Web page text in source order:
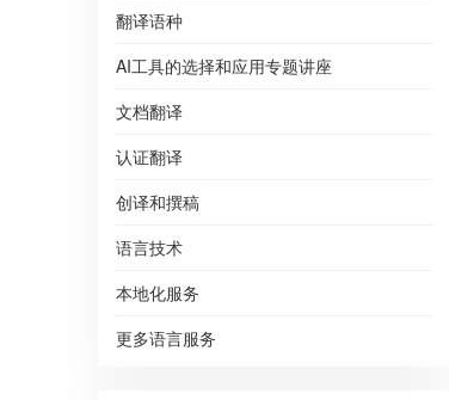
翻译语种
AI工具的选择和应用专题讲座
文档翻译
认证翻译
创译和撰稿
语言技术
本地化服务
更多语言服务